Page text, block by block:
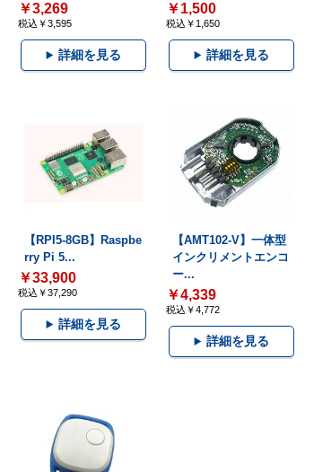
￥3,269
税込￥3,595
詳細を見る
￥1,500
税込￥1,650
詳細を見る
【RPI5-8GB】Raspbe
rry Pi 5...
￥33,900
税込￥37,290
詳細を見る
【AMT102-V】一体型
インクリメントエンコ
ー...
￥4,339
税込￥4,772
詳細を見る